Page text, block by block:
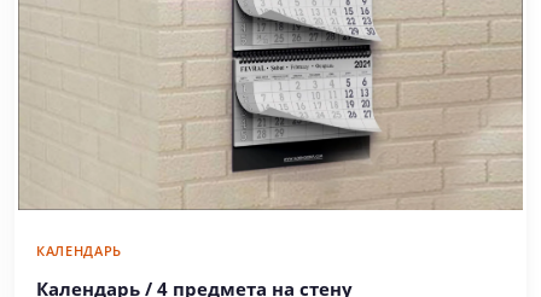
КАЛЕНДАРЬ
Календарь / 4 предмета на стену